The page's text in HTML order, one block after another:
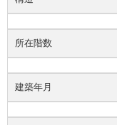
所在階数
建築年月